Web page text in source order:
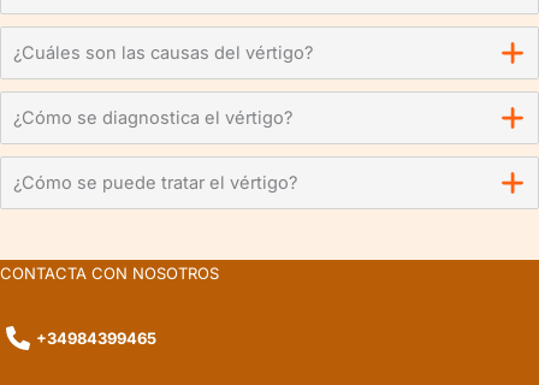
¿Cuáles son las causas del vértigo?
¿Cómo se diagnostica el vértigo?
¿Cómo se puede tratar el vértigo?
CONTACTA CON NOSOTROS
+34984399465